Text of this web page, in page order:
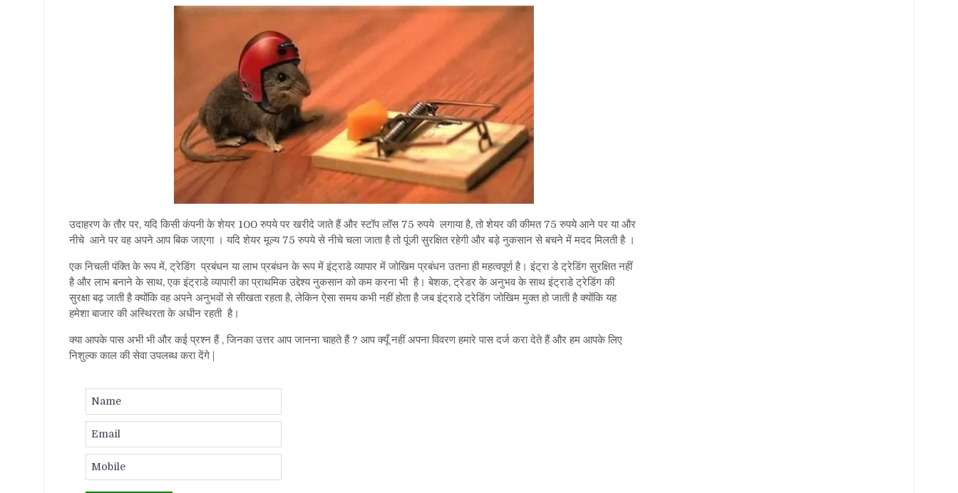
उदाहरण के तौर पर, यदि किसी कंपनी के शेयर 100 रुपये पर खरीदे जाते हैं और स्टॉप लॉस 75 रुपये लगाया है, तो शेयर की कीमत 75 रुपये आने पर या और
नीचे आने पर वह अपने आप बिक जाएगा । यदि शेयर मूल्य 75 रुपये से नीचे चला जाता है तो पूंजी सुरक्षित रहेगी और बड़े नुकसान से बचने में मदद मिलती है ।
एक निचली पंक्ति के रूप में, ट्रेडिंग प्रबंधन या लाभ प्रबंधन के रूप में इंट्राडे व्यापार में जोखिम प्रबंधन उतना ही महत्वपूर्ण है। इंट्रा डे ट्रेडिंग सुरक्षित नहीं
है और लाभ बनाने के साथ, एक इंट्राडे व्यापारी का प्राथमिक उद्देश्य नुकसान को कम करना भी है। बेशक, ट्रेडर के अनुभव के साथ इंट्राडे ट्रेडिंग की
सुरक्षा बढ़ जाती है क्योंकि वह अपने अनुभवों से सीखता रहता है, लेकिन ऐसा समय कभी नहीं होता है जब इंट्राडे ट्रेडिंग जोखिम मुक्त हो जाती है क्योंकि यह
हमेशा बाजार की अस्थिरता के अधीन रहती है।
क्या आपके पास अभी भी और कई प्रश्न हैं , जिनका उत्तर आप जानना चाहते हैं ? आप क्यूँ नहीं अपना विवरण हमारे पास दर्ज करा देते हैं और हम आपके लिए
निशुल्क काल की सेवा उपलब्ध करा देंगे |